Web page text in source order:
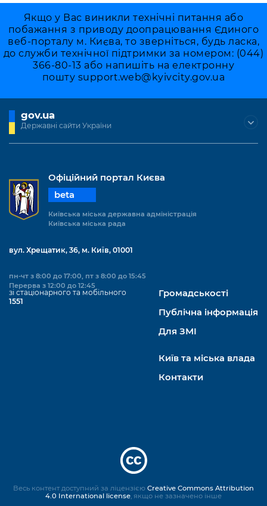
Якщо у Вас виникли технічні питання або
побажання з приводу доопрацювання Єдиного
веб-порталу м. Києва, то зверніться, будь ласка,
до служби технічної підтримки за номером: (044)
366-80-13 або напишіть на електронну
пошту support.web@kyivcity.gov.ua
gov.ua
Державні сайти України
Офіційний портал Києва
beta
Київська міська державна адміністрація
Київська міська рада
вул. Хрещатик, 36, м. Київ, 01001
пн-чт з 8:00 до 17:00, пт з 8:00 до 15:45
Перерва з 12:00 до 12:45
зі стаціонарного та мобільного
1551
Громадськості
Публічна інформація
Для ЗМІ
Київ та міська влада
Контакти
Весь контент доступний за ліцензією Creative Commons Attribution
4.0 International license, якщо не зазначено інше